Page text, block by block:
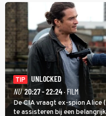
TIP
UNLOCKED
NU 20:27 - 22:24· FILM
De CIA vraagt ex-spion Alice
te assisteren bij een